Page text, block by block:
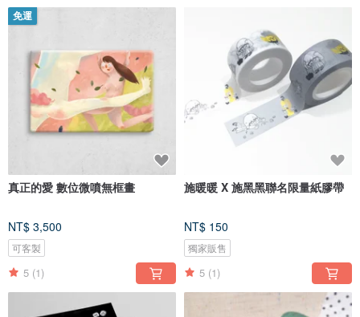
免運
真正的愛 數位微噴無框畫
NT$ 3,500
可客製
5 (1)
施暖暖 X 施黑黑聯名限量紙膠帶
NT$ 150
獨家販售
5 (1)